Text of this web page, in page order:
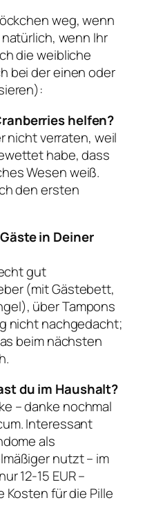
weg, wenn
wenn Ihr
die weibliche
bei der einen oder
helfen?
nicht verraten, weil
habe, dass
Wesen weiß.
den ersten
in Deiner
gut
(mit Gästebett,
über Tampons
nicht nachgedacht;
beim nächsten
du im Haushalt?
– danke nochmal
Interessant
als
nutzt – im
12-15 EUR –
Kosten für die Pille